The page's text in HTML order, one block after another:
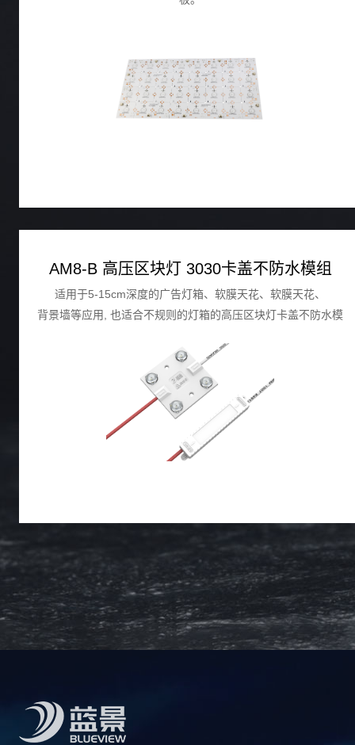
AM8-B 高压区块灯 3030卡盖不防水模组
适用于5-15cm深度的广告灯箱、软膜天花、软膜天花、
背景墙等应用, 也适合不规则的灯箱的高压区块灯卡盖不防水模